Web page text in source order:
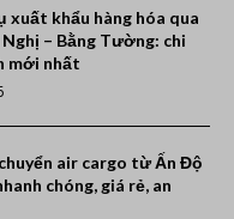
xuất khẩu hàng hóa qua
– Bằng Tường: chi
mới nhất
air cargo từ Ấn Độ
chóng, giá rẻ, an